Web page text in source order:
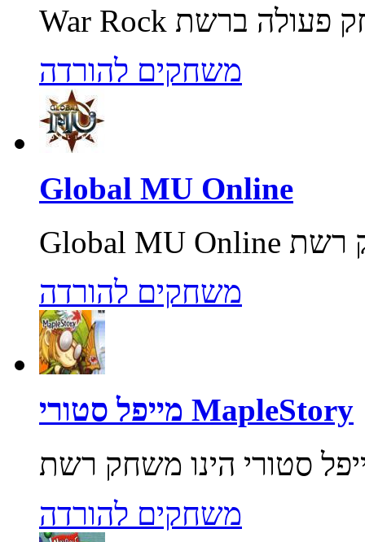
משחקים להורדה
Global MU Online
משחקים להורדה
מייפל סטורי MapleStory
משחקים להורדה